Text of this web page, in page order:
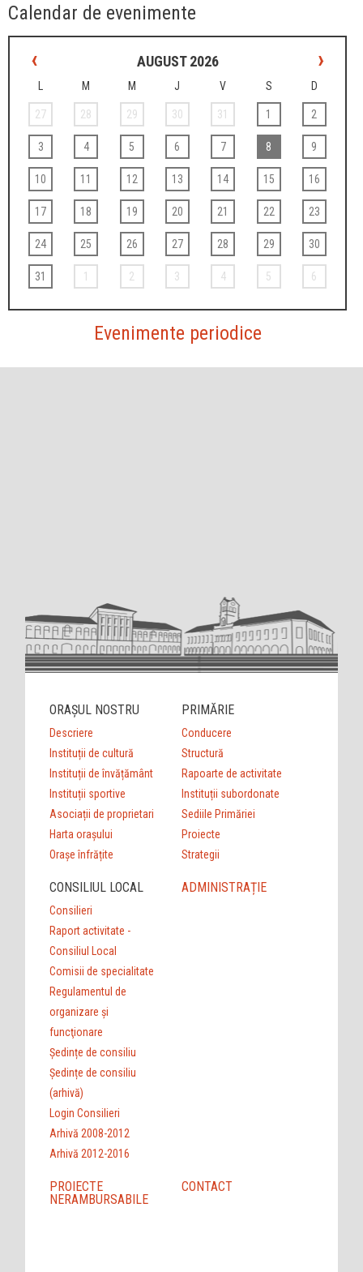
Calendar de evenimente
‹ AUGUST 2026 ›
M M J V S D
27 28 29 30 31 1 2
3 4 5 6 7 8 9
10 11 12 13 14 15 16
17 18 19 20 21 22 23
24 25 26 27 28 29 30
31 1 2 3 4 5 6
Evenimente periodice
ORAȘUL NOSTRU
Descriere
Instituții de cultură
Instituții de învățământ
Instituții sportive
Asociații de proprietari
Harta orașului
Orașe înfrățite
PRIMĂRIE
Conducere
Structură
Rapoarte de activitate
Instituții subordonate
Sediile Primăriei
Proiecte
Strategii
CONSILIUL LOCAL
Consilieri
Raport activitate -
Consiliul Local
Comisii de specialitate
Regulamentul de
organizare şi
funcţionare
Ședințe de consiliu
Ședințe de consiliu
(arhivă)
Login Consilieri
Arhivă 2008-2012
Arhivă 2012-2016
ADMINISTRAȚIE
PROIECTE
NERAMBURSABILE
CONTACT